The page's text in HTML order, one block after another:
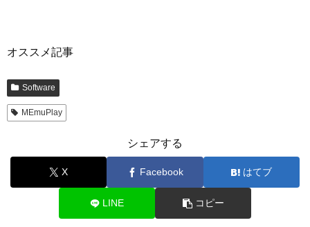
オススメ記事
Software
MEmuPlay
シェアする
X Facebook はてブ
LINE コピー